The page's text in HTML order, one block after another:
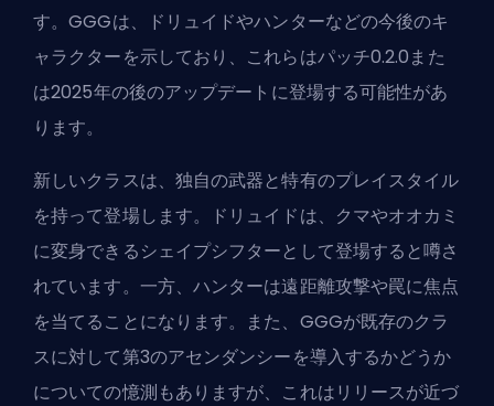
す。GGGは、ドリュイドやハンターなどの今後のキ
ャラクターを示しており、これらはパッチ0.2.0また
は2025年の後のアップデートに登場する可能性があ
ります。
新しいクラスは、独自の武器と特有のプレイスタイル
を持って登場します。ドリュイドは、クマやオオカミ
に変身できるシェイプシフターとして登場すると噂さ
れています。一方、ハンターは遠距離攻撃や罠に焦点
を当てることになります。また、GGGが既存のクラ
スに対して第3のアセンダンシーを導入するかどうか
についての憶測もありますが、これはリリースが近づ